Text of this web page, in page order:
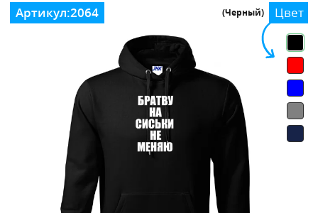
Цвет
(Черный)
Артикул:2064